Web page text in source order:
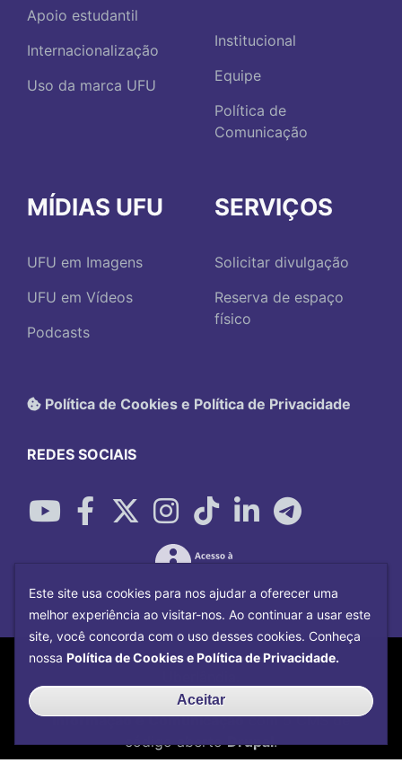
Apoio estudantil
Internacionalização
Uso da marca UFU
Institucional
Equipe
Política de
Comunicação
MÍDIAS UFU
UFU em Imagens
UFU em Vídeos
Podcasts
SERVIÇOS
Solicitar divulgação
Reserva de espaço
físico
Política de Cookies e Política de Privacidade
REDES SOCIAIS
Copyright©2026Universidade Federal
Centro de Tecnologia da
Informação e Comunicaçãocom o CMS de
código abertoDrupal.
Este site usa cookies para nos ajudar a oferecer uma
melhor experiência ao visitar-nos. Ao continuar a usar este
site, você concorda com o uso desses cookies. Conheça
nossa Política de Cookies e Política de Privacidade.
Aceitar